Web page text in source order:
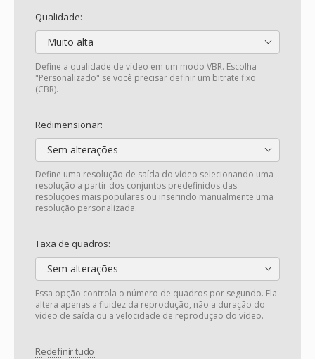
Qualidade:
Muito alta
Define a qualidade de vídeo em um modo VBR. Escolha
"Personalizado" se você precisar definir um bitrate fixo
(CBR).
Redimensionar:
Sem alterações
Define uma resolução de saída do vídeo selecionando uma
resolução a partir dos conjuntos predefinidos das
resoluções mais populares ou inserindo manualmente uma
resolução personalizada.
Taxa de quadros:
Sem alterações
Essa opção controla o número de quadros por segundo. Ela
altera apenas a fluidez da reprodução, não a duração do
vídeo de saída ou a velocidade de reprodução do vídeo.
Redefinir tudo